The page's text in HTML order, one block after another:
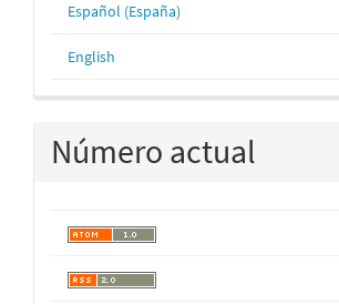
Español (España)
English
Número actual